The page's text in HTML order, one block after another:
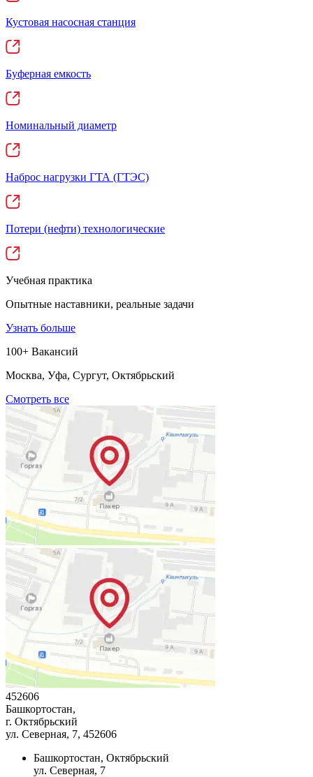
Кустовая насосная станция
Буферная емкость
Номинальный диаметр
Наброс нагрузки ГТА (ГТЭС)
Потери (нефти) технологические
Учебная практика
Опытные наставники, реальные задачи
Узнать больше
100+ Вакансий
Москва, Уфа, Сургут, Октябрьский
Смотреть все
452606
Башкортостан,
г. Октябрьский
ул. Северная, 7, 452606
Башкортостан, Октябрьский
ул. Северная, 7